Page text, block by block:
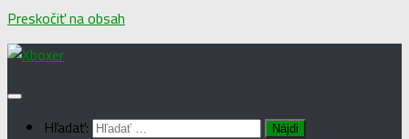
Preskočiť na obsah
Hľadať: